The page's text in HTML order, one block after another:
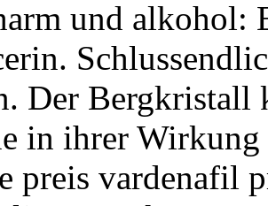
und alkohol:
Der Bergkristall
in ihrer Wirkung
preis vardenafil